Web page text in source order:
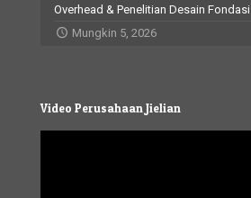
Overhead & Penelitian Desain Fondasi
Mungkin 5, 2026
Video Perusahaan Jielian